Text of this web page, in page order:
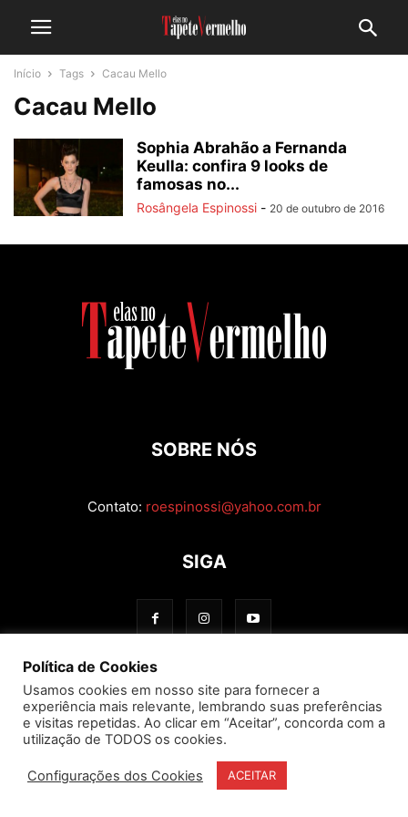
Início Tags Cacau Mello
Cacau Mello
Sophia Abrahão a Fernanda
Keulla: confira 9 looks de
famosas no...
Rosângela Espinossi - 20 de outubro de 2016
SOBRE NÓS
Contato: roespinossi@yahoo.com.br
SIGA
Política de Cookies
Usamos cookies em nosso site para fornecer a
experiência mais relevante, lembrando suas preferências
e visitas repetidas. Ao clicar em “Aceitar”, concorda com a
utilização de TODOS os cookies.
Configurações dos Cookies ACEITAR